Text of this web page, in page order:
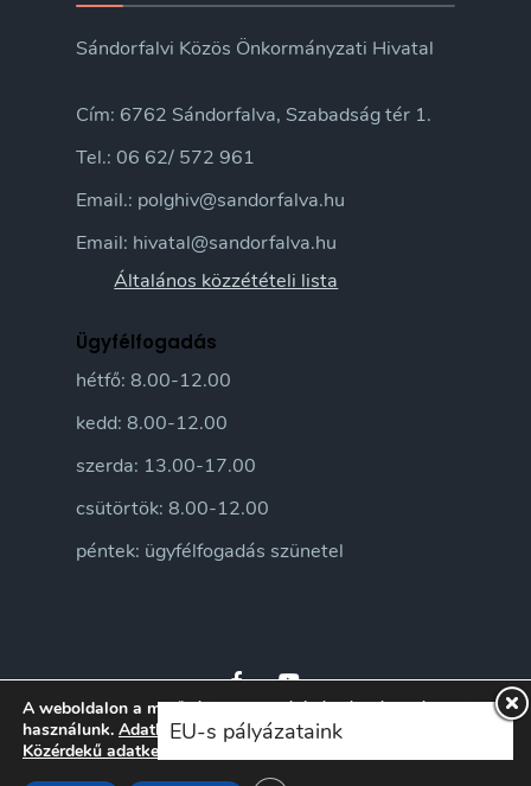
Sándorfalvi Közös Önkormányzati Hivatal
Cím: 6762 Sándorfalva, Szabadság tér 1.
Tel.: 06 62/ 572 961
Email.: polghiv@sandorfalva.hu
Email: hivatal@sandorfalva.hu
Általános közzétételi lista
Ügyfélfogadás
hétfő: 8.00-12.00
kedd: 8.00-12.00
szerda: 13.00-17.00
csütörtök: 8.00-12.00
péntek: ügyfélfogadás szünetel
© 2026 Sándorfalva Város honlapja • Sándorfalvi Közös Önkormányzati
Hivatal 2016 | Minden jog fenntartva
EU-s pályázataink
A weboldalon a minőségi felhasználói élmény érdekében sütiket
használunk. Adatkezelési tájékoztatónkatitt ismerheti meg.
Közérdekű adatkezelési szabályzatunkat